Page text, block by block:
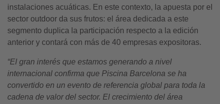
instalaciones acuáticas. En este contexto, la apuesta por el
sector outdoor da sus frutos: el área dedicada a este
segmento duplica la participación respecto a la edición
anterior y contará con más de 40 empresas expositoras.
“El gran interés que estamos generando a nivel
internacional confirma que Piscina Barcelona se ha
convertido en un evento de referencia global para toda la
cadena de valor del sector. El crecimiento del área